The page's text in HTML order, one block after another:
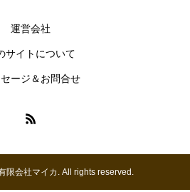
運営会社
サイトについて
セージ＆お問合せ
限会社マイカ. All rights reserved.